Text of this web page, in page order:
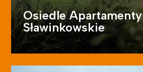
Osiedle Apartamenty
Sławinkowskie